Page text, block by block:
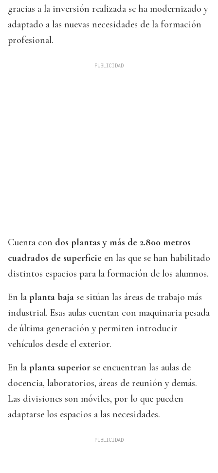
gracias a la inversión realizada se ha modernizado y
adaptado a las nuevas necesidades de la formación
profesional.
Cuenta con dos plantas y más de 2.800 metros
cuadrados de superficie en las que se han habilitado
distintos espacios para la formación de los alumnos.
En la planta baja se sitúan las áreas de trabajo más
industrial. Esas aulas cuentan con maquinaria pesada
de última generación y permiten introducir
vehículos desde el exterior.
En la planta superior se encuentran las aulas de
docencia, laboratorios, áreas de reunión y demás.
Las divisiones son móviles, por lo que pueden
adaptarse los espacios a las necesidades.